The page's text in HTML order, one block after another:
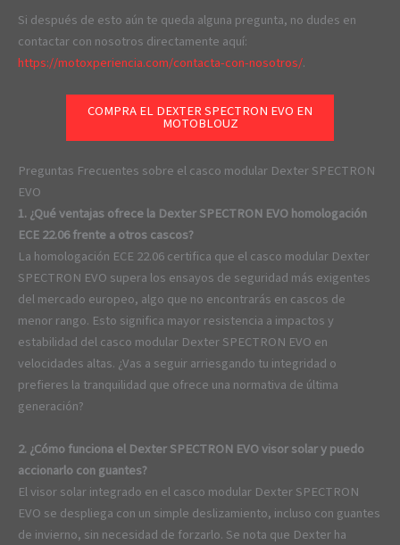
Si después de esto aún te queda alguna pregunta, no dudes en
contactar con nosotros directamente aquí:
https://motoxperiencia.com/contacta-con-nosotros/.
COMPRA EL DEXTER SPECTRON EVO EN
MOTOBLOUZ
Preguntas Frecuentes sobre el casco modular Dexter SPECTRON
EVO
1. ¿Qué ventajas ofrece la Dexter SPECTRON EVO homologación
ECE 22.06 frente a otros cascos?
La homologación ECE 22.06 certifica que el casco modular Dexter
SPECTRON EVO supera los ensayos de seguridad más exigentes
del mercado europeo, algo que no encontrarás en cascos de
menor rango. Esto significa mayor resistencia a impactos y
estabilidad del casco modular Dexter SPECTRON EVO en
velocidades altas. ¿Vas a seguir arriesgando tu integridad o
prefieres la tranquilidad que ofrece una normativa de última
generación?
2. ¿Cómo funciona el Dexter SPECTRON EVO visor solar y puedo
accionarlo con guantes?
El visor solar integrado en el casco modular Dexter SPECTRON
EVO se despliega con un simple deslizamiento, incluso con guantes
de invierno, sin necesidad de forzarlo. Se nota que Dexter ha